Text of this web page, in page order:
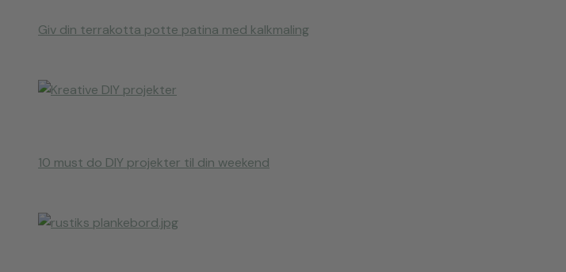
Giv din terrakotta potte patina med kalkmaling
10 must do DIY projekter til din weekend